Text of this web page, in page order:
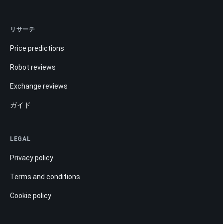
リサーチ
Price predictions
Robot reviews
Exchange reviews
ガイド
LEGAL
Privacy policy
Terms and conditions
Cookie policy